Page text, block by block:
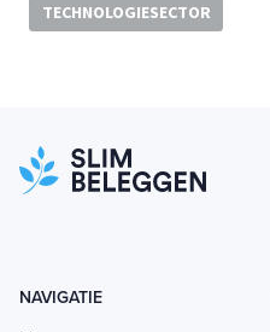
TECHNOLOGIESECTOR
NAVIGATIE